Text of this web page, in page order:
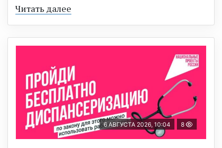
Читать далее
6 АВГУСТА 2026, 10:04 8